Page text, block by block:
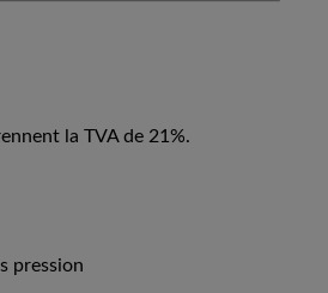
la TVA de 21%.
pression